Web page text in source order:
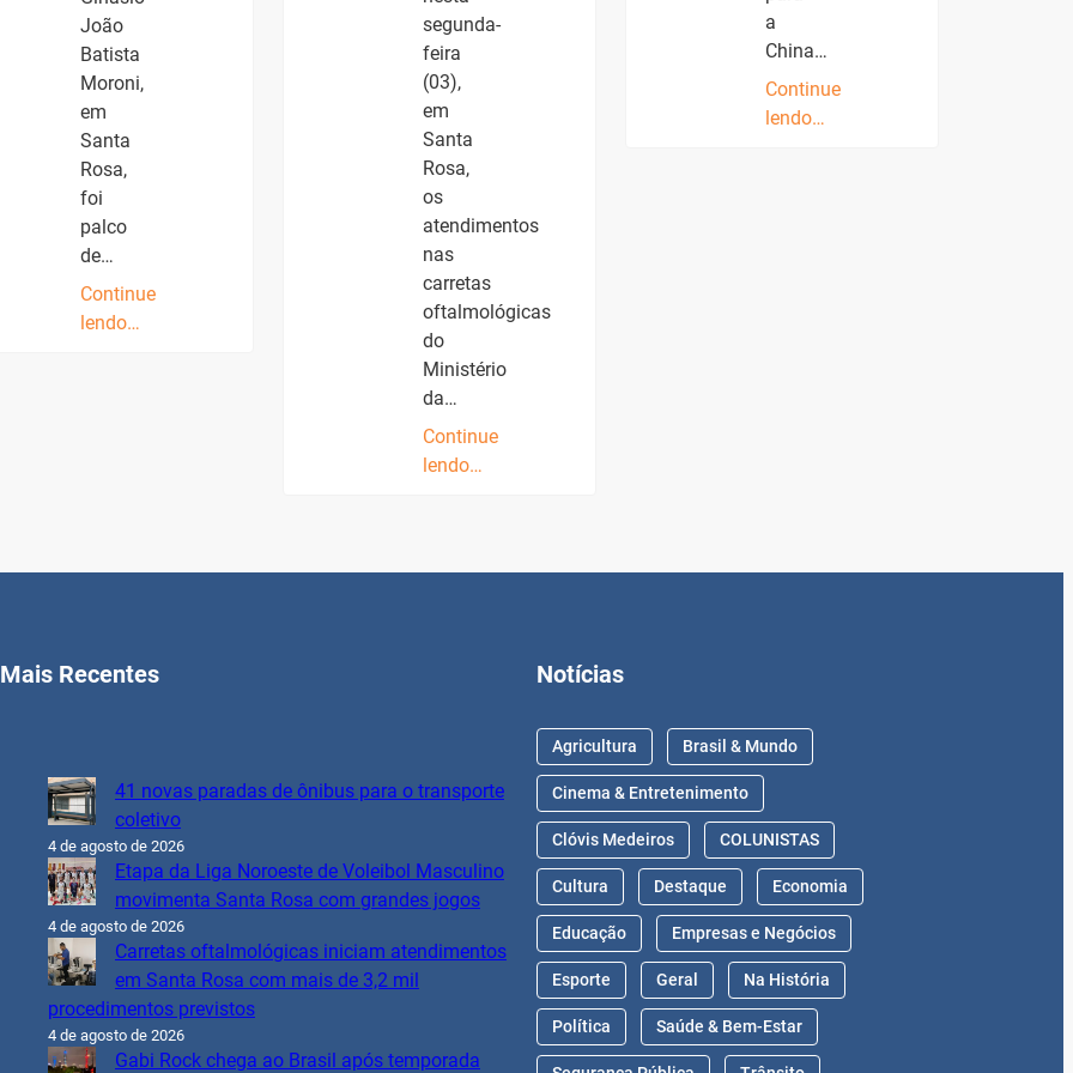
João
Batista
Moroni,
em
Santa
Rosa,
foi
palco
de…
Continue
lendo…
segunda-
feira
(03),
em
Santa
Rosa,
os
atendimentos
nas
carretas
oftalmológicas
do
Ministério
da…
Continue
lendo…
a
China…
Continue
lendo…
Mais Recentes
41 novas paradas de ônibus para o transporte
coletivo
4 de agosto de 2026
Etapa da Liga Noroeste de Voleibol Masculino
movimenta Santa Rosa com grandes jogos
4 de agosto de 2026
Carretas oftalmológicas iniciam atendimentos
em Santa Rosa com mais de 3,2 mil
procedimentos previstos
4 de agosto de 2026
Gabi Rock chega ao Brasil após temporada
Notícias
Agricultura Brasil & Mundo
Cinema & Entretenimento
Clóvis Medeiros COLUNISTAS
Cultura Destaque Economia
Educação Empresas e Negócios
Esporte Geral Na História
Política Saúde & Bem-Estar